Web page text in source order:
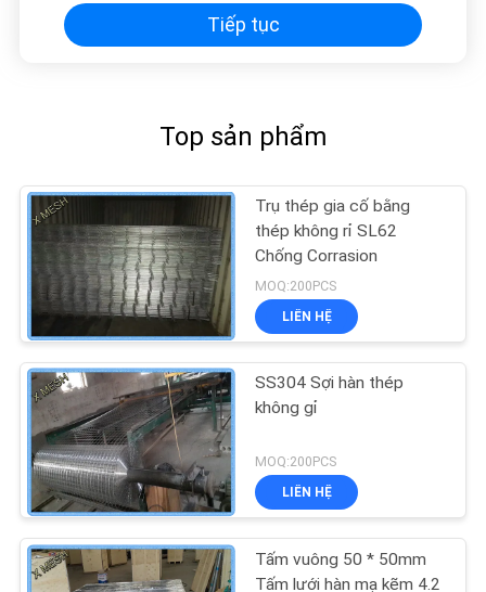
Tiếp tục
Top sản phẩm
Trụ thép gia cố bằng
thép không rỉ SL62
Chống Corrasion
MOQ:200PCS
LIÊN HỆ
SS304 Sợi hàn thép
không gỉ
MOQ:200PCS
LIÊN HỆ
Tấm vuông 50 * 50mm
Tấm lưới hàn mạ kẽm 4.2